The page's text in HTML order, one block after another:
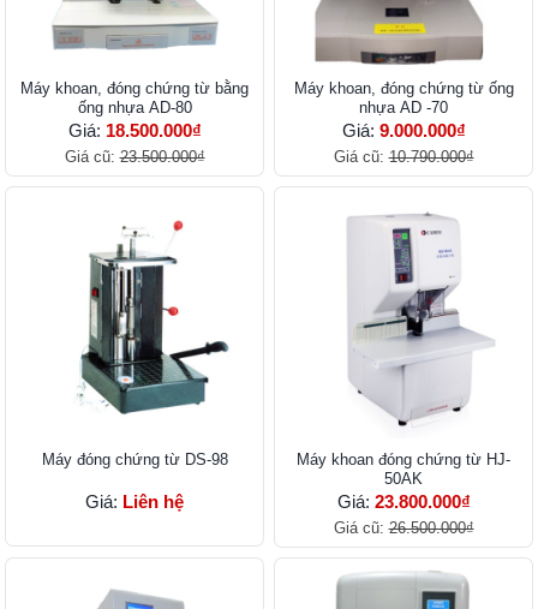
Máy khoan, đóng chứng từ bằng
ống nhựa AD-80
Giá: 18.500.000₫
Giá cũ:23.500.000₫
Máy khoan, đóng chứng từ ống
nhựa AD -70
Giá: 9.000.000₫
Giá cũ:10.790.000₫
Máy đóng chứng từ DS-98
Giá: Liên hệ
Máy khoan đóng chứng từ HJ-
50AK
Giá: 23.800.000₫
Giá cũ:26.500.000₫